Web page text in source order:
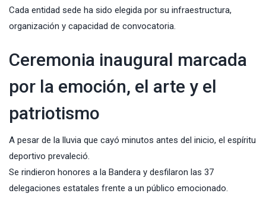
Cada entidad sede ha sido elegida por su infraestructura,
organización y capacidad de convocatoria.
Ceremonia inaugural marcada
por la emoción, el arte y el
patriotismo
A pesar de la lluvia que cayó minutos antes del inicio, el espíritu
deportivo prevaleció.
Se rindieron honores a la Bandera y desfilaron las 37
delegaciones estatales frente a un público emocionado.